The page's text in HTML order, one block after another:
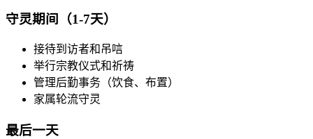
守灵期间（1-7天）
接待到访者和吊唁
举行宗教仪式和祈祷
管理后勤事务（饮食、布置）
家属轮流守灵
最后一天